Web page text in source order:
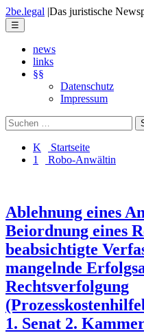
Skip
to
the
content
2be.legal |Das juristische
☰
news
links
§§
Datenschutz
Impressum
Suchen
nach:
K Startseite
1 Robo-Anwältin
Ablehnung eines
Beiordnung eines
beabsichtigte
mangelnde
Rechtsverfolgung
1. Senat 2.